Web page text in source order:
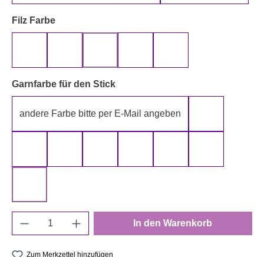
Filz Farbeauswählen
Garnfarbe für den Stickauswählen
andere Farbe bitte per E-Mail angeben
Produkt Anzahl: Gib den gewünschten
In den Warenkorb
Zum Merkzettel hinzufügen